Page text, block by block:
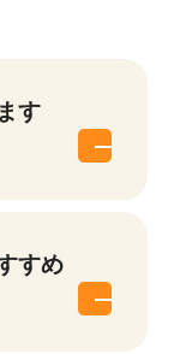
す
すめ